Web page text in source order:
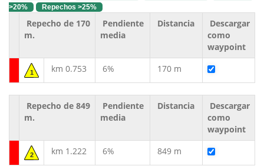
>20%
Repechos >25%
Repecho de 170
m.
Pendiente
media
Distancia
Descargar
como
waypoint
1 km 0.753 6% 170 m
Repecho de 849
m.
Pendiente
media
Distancia
Descargar
como
waypoint
2 km 1.222 6% 849 m